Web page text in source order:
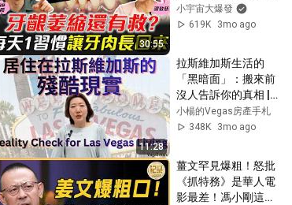
30:55
小宇宙大爆發 】
小宇宙大爆發
619K
3mo ago
11:28
拉斯維加斯生活的
「黑暗面」：搬來前
沒人告訴你的真相 |
Reality Check for
2026 Las Vegas
小楊的Vegas房產手札
348K
3mo ago
薑文罕見爆粗！怒批
《抓特務》是華人電
影最差！馮小剛這都